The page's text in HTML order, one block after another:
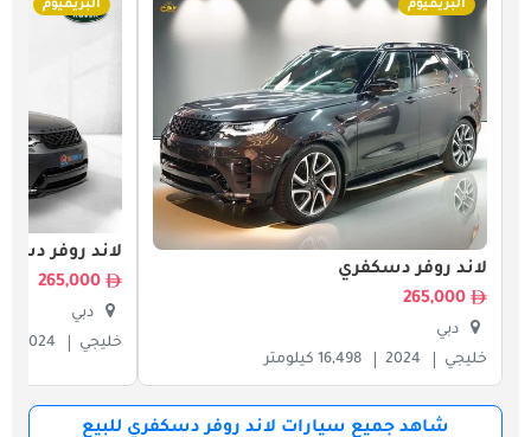
البريميوم
لاند روفر دسكفري
265,000
دبي
خليجي
2024 16,498 كيلومتر
البريميوم
لاند روفر
265,000
دبي
خليجي
2024
شاهد جميع سيارات لاند روفر دسكفري للبيع